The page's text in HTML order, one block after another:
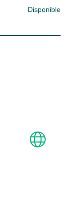
Disponible